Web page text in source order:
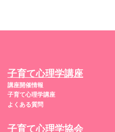
子育て心理学講座
講座開催情報
子育て心理学講座
よくある質問
子育て心理学協会